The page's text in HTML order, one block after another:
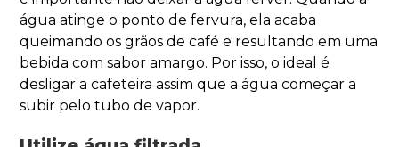
água atinge o ponto de fervura, ela acaba
queimando os grãos de café e resultando em uma
bebida com sabor amargo. Por isso, o ideal é
desligar a cafeteira assim que a água começar a
subir pelo tubo de vapor.